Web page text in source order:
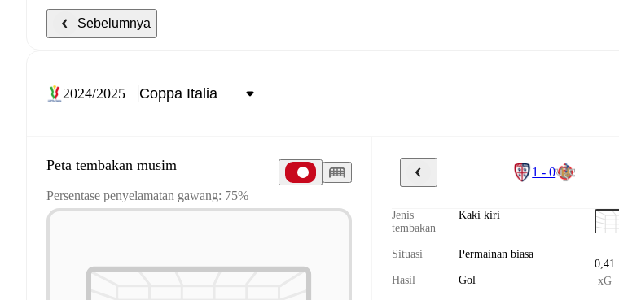
Sebelumnya
2024/2025
Peta tembakan musim
Persentase penyelamatan gawang: 75%
1 - 0
Jenis
tembakan
Kaki kiri
Situasi Permainan biasa
Hasil Gol
0,41
xG